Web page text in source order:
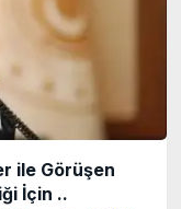
ile Görüşen
İçin ..